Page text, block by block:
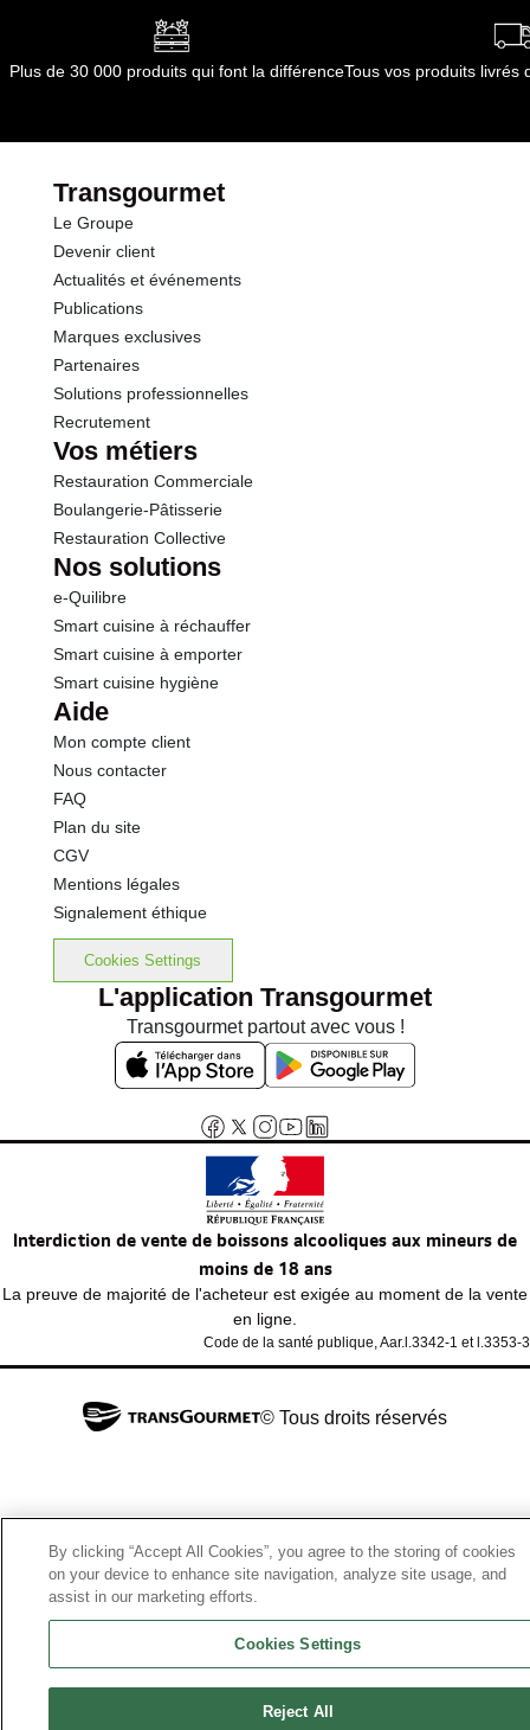
dont Acides gras saturés 0.01 g
dont Sucres
Fibres
Protéines
Sel
Plus de 30 000 produits qui font la différenceTous vos produits livrés
Transgourmet
Le Groupe
Devenir client
Actualités et événements
Publications
Marques exclusives
Partenaires
Solutions professionnelles
Recrutement
Vos métiers
Restauration Commerciale
Boulangerie-Pâtisserie
Restauration Collective
Nos solutions
e-Quilibre
Smart cuisine à réchauffer
Smart cuisine à emporter
Smart cuisine hygiène
Aide
Mon compte client
Nous contacter
FAQ
Plan du site
CGV
Mentions légales
Signalement éthique
Cookies Settings
L'application Transgourmet
Transgourmet partout avec vous !
Interdiction de vente de boissons alcooliques aux mineurs de
moins de 18 ans
La preuve de majorité de l'acheteur est exigée au moment de la vente
en ligne.
Code de la santé publique, Aar.l.3342-1 et l.3353-3
© Tous droits réservés
By clicking “Accept All Cookies”, you agree to the storing of cookies
on your device to enhance site navigation, analyze site usage, and
assist in our marketing efforts.
Cookies Settings
Reject All